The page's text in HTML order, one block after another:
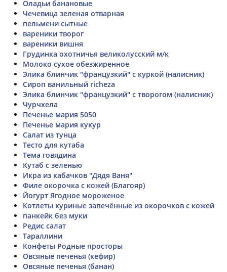
Оладьи банановые
Чечевица зеленая отварная
пельмени сытные
вареники творог
вареники вишня
Грудинка охотничья великолусский м/к
Молоко сухое обезжиренное
Элика блинчик "французкий" с куркой (налисник)
Сироп ванильный richeza
Элика блинчик "французкий" с творогом (налисник)
Чурчхела
Печенье мария 5050
Печенье мария кукур
Салат из тунца
Тесто для кутаба
Тема говядина
Кутаб с зеленью
Икра из кабачков "Дядя Ваня"
Филе окорочка с кожей (Благояр)
Йогурт Ягодное мороженое
Котлеты куриные запечённые из окорочков с кожей
панкейк без муки
Редис салат
Тараллини
Конфеты Родные просторы
Овсяные печенья (кефир)
Овсяные печенья (банан)